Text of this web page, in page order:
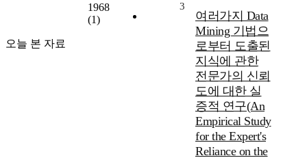
1968
(1)
오늘 본 자료
3
여러가지 Data
Mining 기법으
로부터 도출된
지식에 관한
전문가의 신뢰
도에 대한 실
증적 연구(An
Empirical Study
for the Expert's
Reliance on the